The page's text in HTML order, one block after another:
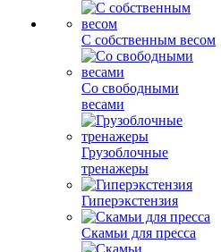
С собственным весом
Со свободными
весами
Грузоблочные
тренажеры
Гиперэкстензия
Скамьи для пресса